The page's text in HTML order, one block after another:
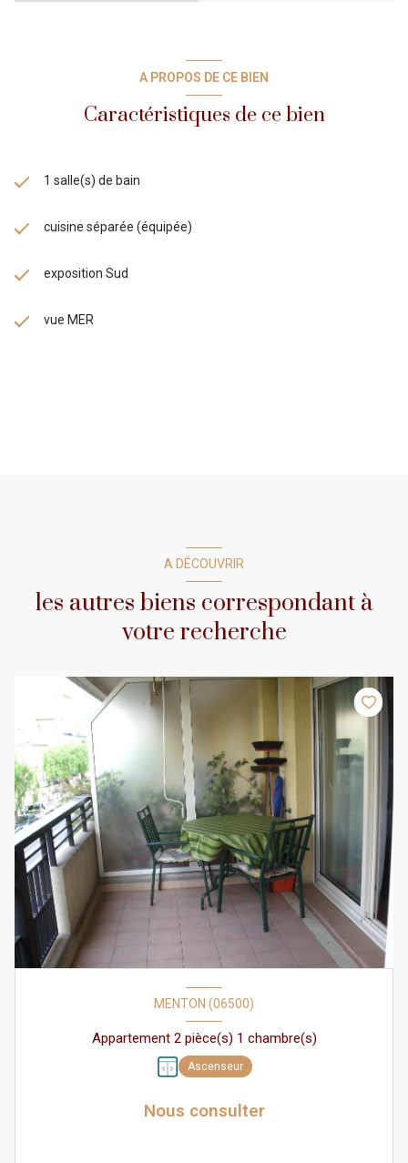
A PROPOS DE CE BIEN
Caractéristiques de ce bien
1 salle(s) de bain
cuisine séparée (équipée)
exposition Sud
vue MER
A DÉCOUVRIR
les autres biens correspondant à
votre recherche
MENTON (06500)
Appartement 2 pièce(s) 1 chambre(s)
Ascenseur
Nous consulter